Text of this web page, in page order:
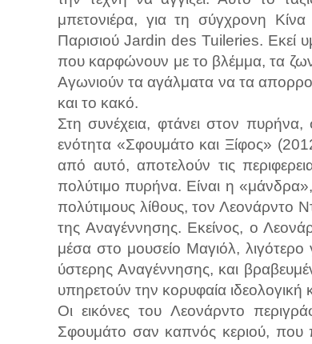
μπετονιέρα, για τη σύγχρονη
Παρισιού Jardin des Tuileries. Εκεί
που καρφώνουν με το βλέμμα, τα
Αγωνιούν τα αγάλματα να τα
και το κακό.
Στη συνέχεια, φτάνει στον
ενότητα «Σφουμάτο και Ξίφος»
από αυτό, αποτελούν τις
πολύτιμο πυρήνα. Είναι η
πολύτιμους λίθους, τον Λεονάρντο
της Αναγέννησης. Εκείνος, ο
μέσα στο μουσείο Μαγιόλ,
ύστερης Αναγέννησης, και
υπηρετούν την κορυφαία
Οι εικόνες του Λεονάρντο
Σφουμάτο σαν καπνός κεριού, που